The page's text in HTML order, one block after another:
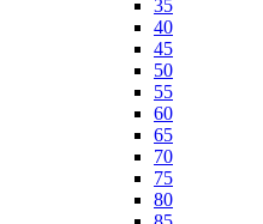
35
40
45
50
55
60
65
70
75
80